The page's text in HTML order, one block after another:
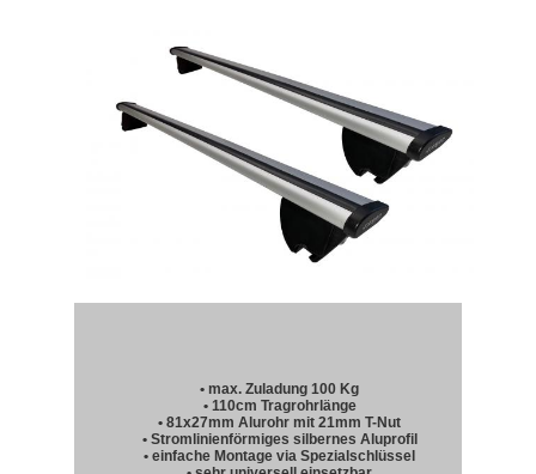
• max. Zuladung 100 Kg
• 110cm Tragrohrlänge
• 81x27mm Alurohr mit 21mm T-Nut
• Stromlinienförmiges silbernes Aluprofil
• einfache Montage via Spezialschlüssel